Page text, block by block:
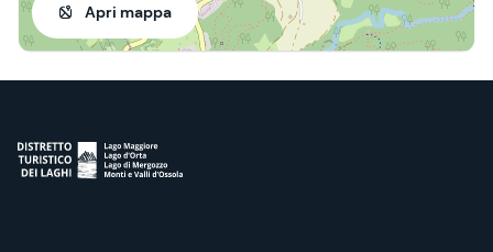
Apri mappa